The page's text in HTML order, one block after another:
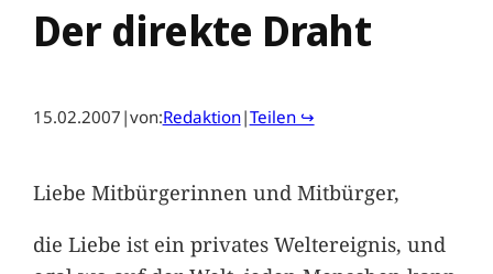
Der direkte Draht
15.02.2007 |von:Redaktion|Teilen ↪
Liebe Mitbürgerinnen und Mitbürger,
die Liebe ist ein privates Weltereignis, und